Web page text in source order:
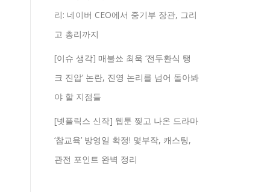
리: 네이버 CEO에서 중기부 장관, 그리
고 총리까지
[이슈 생각] 매불쑈 최욱 ‘전두환식 탱
크 진압’ 논란, 진영 논리를 넘어 돌아봐
야 할 지점들
[넷플릭스 신작] 웹툰 찢고 나온 드라마
‘참교육’ 방영일 확정! 몇부작, 캐스팅,
관전 포인트 완벽 정리